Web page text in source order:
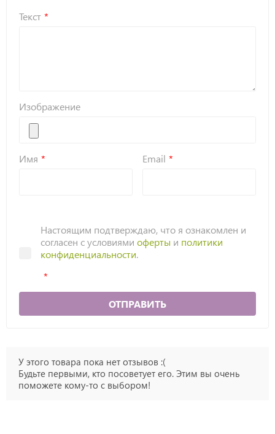
Текст
Изображение
Имя Email
Настоящим подтверждаю, что я ознакомлен и
согласен с условиями оферты и политики
конфиденциальности.
ОТПРАВИТЬ
У этого товара пока нет отзывов :(
Будьте первыми, кто посоветует его. Этим вы очень
поможете кому-то с выбором!